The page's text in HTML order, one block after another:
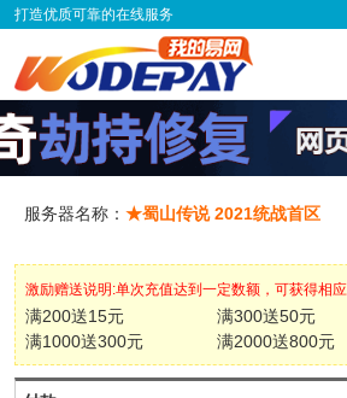
打造优质可靠的在线服务
服务器名称： ★蜀山传说 2021统战首区
激励赠送说明:单次充值达到一定数额，可获得相
满200送15元
满300送50元
满1000送300元
满2000送800元